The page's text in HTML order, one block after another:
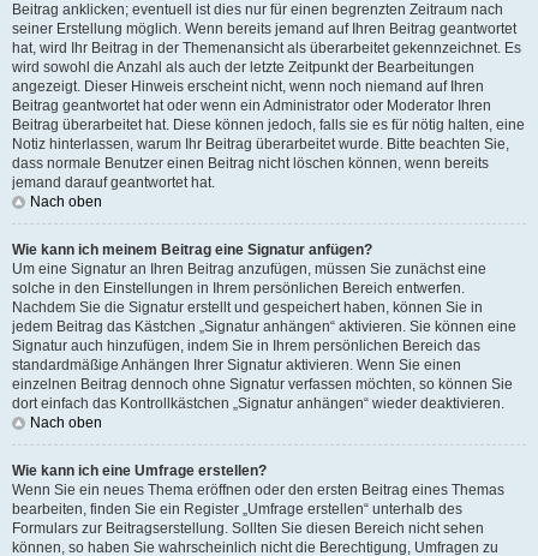
Beitrag anklicken; eventuell ist dies nur für einen begrenzten Zeitraum nach
seiner Erstellung möglich. Wenn bereits jemand auf Ihren Beitrag geantwortet
hat, wird Ihr Beitrag in der Themenansicht als überarbeitet gekennzeichnet. Es
wird sowohl die Anzahl als auch der letzte Zeitpunkt der Bearbeitungen
angezeigt. Dieser Hinweis erscheint nicht, wenn noch niemand auf Ihren
Beitrag geantwortet hat oder wenn ein Administrator oder Moderator Ihren
Beitrag überarbeitet hat. Diese können jedoch, falls sie es für nötig halten, eine
Notiz hinterlassen, warum Ihr Beitrag überarbeitet wurde. Bitte beachten Sie,
dass normale Benutzer einen Beitrag nicht löschen können, wenn bereits
jemand darauf geantwortet hat.
Nach oben
Wie kann ich meinem Beitrag eine Signatur anfügen?
Um eine Signatur an Ihren Beitrag anzufügen, müssen Sie zunächst eine
solche in den Einstellungen in Ihrem persönlichen Bereich entwerfen.
Nachdem Sie die Signatur erstellt und gespeichert haben, können Sie in
jedem Beitrag das Kästchen „Signatur anhängen“ aktivieren. Sie können eine
Signatur auch hinzufügen, indem Sie in Ihrem persönlichen Bereich das
standardmäßige Anhängen Ihrer Signatur aktivieren. Wenn Sie einen
einzelnen Beitrag dennoch ohne Signatur verfassen möchten, so können Sie
dort einfach das Kontrollkästchen „Signatur anhängen“ wieder deaktivieren.
Nach oben
Wie kann ich eine Umfrage erstellen?
Wenn Sie ein neues Thema eröffnen oder den ersten Beitrag eines Themas
bearbeiten, finden Sie ein Register „Umfrage erstellen“ unterhalb des
Formulars zur Beitragserstellung. Sollten Sie diesen Bereich nicht sehen
können, so haben Sie wahrscheinlich nicht die Berechtigung, Umfragen zu